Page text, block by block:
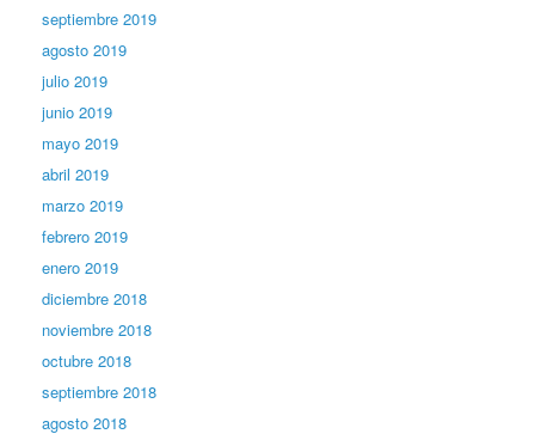
septiembre 2019
agosto 2019
julio 2019
junio 2019
mayo 2019
abril 2019
marzo 2019
febrero 2019
enero 2019
diciembre 2018
noviembre 2018
octubre 2018
septiembre 2018
agosto 2018